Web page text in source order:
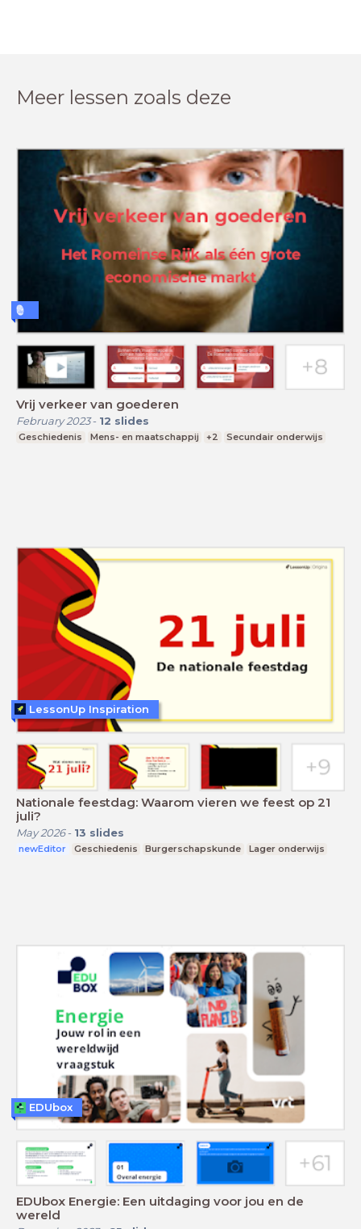
Meer lessen zoals deze
Vrij verkeer van goederen
February 2023- 12 slides
Geschiedenis Mens- en maatschappij +2 Secundair onderwijs
Nationale feestdag: Waarom vieren we feest op 21
juli?
May 2026- 13 slides
newEditor Geschiedenis Burgerschapskunde Lager onderwijs
LessonUp Inspiration
EDUbox Energie: Een uitdaging voor jou en de
wereld
EDUbox